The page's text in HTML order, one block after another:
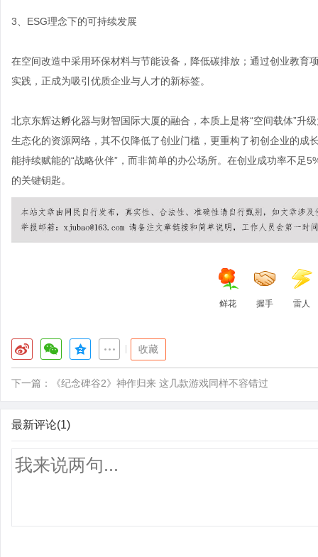
3、ESG理念下的可持续发展
在空间改造中采用环保材料与节能设备，降低碳排放；通过创业教育
实践，正成为吸引优质企业与人才的新标签。
北京东辉达孵化器与财智国际大厦的融合，本质上是将“空间载体”升
生态化的资源网络，其不仅降低了创业门槛，更重构了初创企业的成
能持续赋能的“战略伙伴”，而非简单的办公场所。在创业成功率不足
的关键钥匙。
鲜花 握手 雷人
收藏
下一篇： 《纪念碑谷2》神作归来 这几款游戏同样不容错过
最新评论(1)